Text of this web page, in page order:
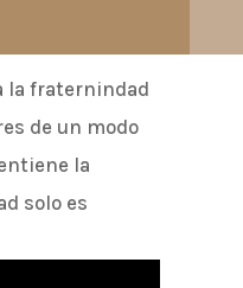
la fraternindad
de un modo
la
solo es